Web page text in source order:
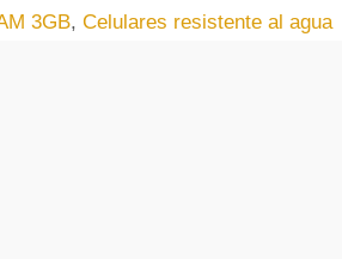
3GB, Celulares resistente al agua